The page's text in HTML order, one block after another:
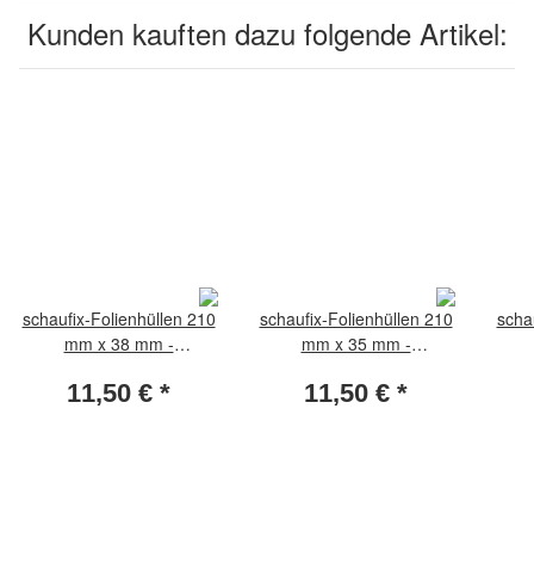
Kunden kauften dazu folgende Artikel:
schaufix-Folienhüllen 210
mm x 38 mm -
25 Stück)
11,50 € *
schaufix-Folienhüllen 210
mm x 35 mm -
25 Stück)
11,50 € *